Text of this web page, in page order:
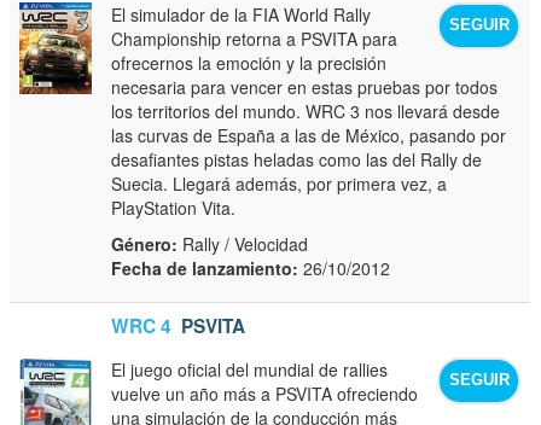
SEGUIR
El simulador de la FIA World Rally
Championship retorna a PSVITA para
ofrecernos la emoción y la precisión
necesaria para vencer en estas pruebas por todos
los territorios del mundo. WRC 3 nos llevará desde
las curvas de España a las de México, pasando por
desafiantes pistas heladas como las del Rally de
Suecia. Llegará además, por primera vez, a
PlayStation Vita.
Género: Rally / Velocidad
Fecha de lanzamiento: 26/10/2012
WRC 4 PSVITA
SEGUIR
El juego oficial del mundial de rallies
vuelve un año más a PSVITA ofreciendo
una simulación de la conducción más